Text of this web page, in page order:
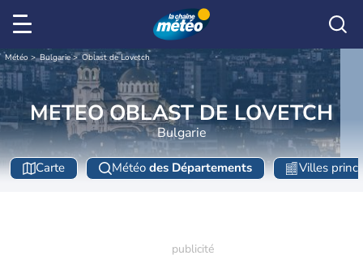
Météo Bulgarie Oblast de Lovetch
METEO OBLAST DE LOVETCH
Bulgarie
Carte Météo des Départements Villes